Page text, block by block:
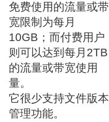
免费使用的流量或带
宽限制为每月
10GB；而付费用户
则可以达到每月2TB
的流量或带宽使用
量。
它很少支持文件版本
管理功能。